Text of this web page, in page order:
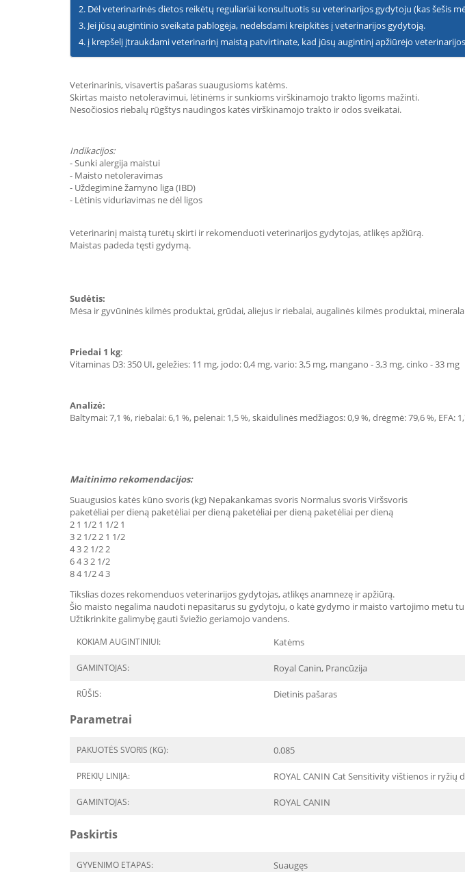
Dėl veterinarinės dietos reikėtų reguliariai konsultuotis su veterinarijos gydytoju (kas šešis
Jei jūsų augintinio sveikata pablogėja, nedelsdami kreipkitės į veterinarijos gydytoją.
į krepšelį įtraukdami veterinarinį maistą patvirtinate, kad jūsų augintinį apžiūrėjo
Veterinarinis, visavertis pašaras suaugusioms katėms.
Skirtas maisto netoleravimui, lėtinėms ir sunkioms virškinamojo trakto ligoms mažinti.
Nesočiosios riebalų rūgštys naudingos katės virškinamojo trakto ir odos sveikatai.
Indikacijos:
- Sunki alergija maistui
- Maisto netoleravimas
- Uždegiminė žarnyno liga (IBD)
- Lėtinis viduriavimas ne dėl ligos
Veterinarinį maistą turėtų skirti ir rekomenduoti veterinarijos gydytojas, atlikęs apžiūrą.
Maistas padeda tęsti gydymą.
Sudėtis:
Mėsa ir gyvūninės kilmės produktai, grūdai, aliejus ir riebalai, augalinės kilmės produktai,
Priedai 1 kg:
Vitaminas D3: 350 UI, geležies: 11 mg, jodo: 0,4 mg, vario: 3,5 mg, mangano - 3,3 mg, cinko - 33 mg
Analizė:
Baltymai: 7,1 %, riebalai: 6,1 %, pelenai: 1,5 %, skaidulinės medžiagos: 0,9 %, drėgmė: 79,6 %, EFA:
Maitinimo rekomendacijos:
Suaugusios katės kūno svoris (kg) Nepakankamas svoris Normalus svoris Viršsvoris
paketėliai per dieną paketėliai per dieną paketėliai per dieną paketėliai per dieną
2 1 1/2 1 1/2 1
3 2 1/2 2 1 1/2
4 3 2 1/2 2
6 4 3 2 1/2
8 4 1/2 4 3
Tikslias dozes rekomenduos veterinarijos gydytojas, atlikęs anamnezę ir apžiūrą.
Šio maisto negalima naudoti nepasitarus su gydytoju, o katė gydymo ir maisto vartojimo metu
Užtikrinkite galimybę gauti šviežio geriamojo vandens.
KOKIAM AUGINTINIUI: Katėms
GAMINTOJAS: Royal Canin, Prancūzija
RŪŠIS: Dietinis pašaras
Parametrai
PAKUOTĖS SVORIS (KG): 0.085
PREKIŲ LINIJA: ROYAL CANIN Cat Sensitivity vištienos ir
GAMINTOJAS: ROYAL CANIN
Paskirtis
GYVENIMO ETAPAS: Suaugęs